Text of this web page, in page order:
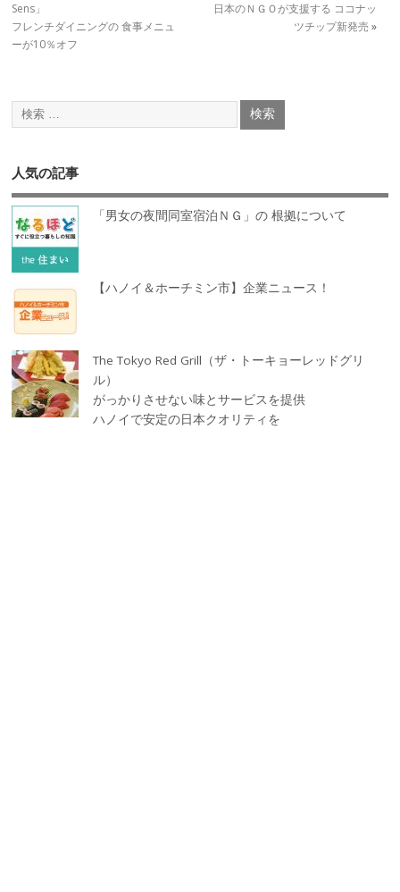
Sens」
フレンチダイニングの 食事メニュ
ーが10％オフ
日本のＮＧＯが支援する ココナッ
ツチップ新発売 »
人気の記事
「男女の夜間同室宿泊ＮＧ」の 根拠について
【ハノイ＆ホーチミン市】企業ニュース！
The Tokyo Red Grill（ザ・トーキョーレッドグリ
ル）
がっかりさせない味とサービスを提供
ハノイで安定の日本クオリティを